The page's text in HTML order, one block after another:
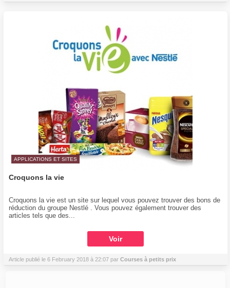
APPLICATIONS ET SITES
Croquons la vie
Croquons la vie est un site sur lequel vous pouvez trouver des bons de
réduction du groupe Nestlé . Vous pouvez également trouver des
articles tels que des...
Voir
Article publié le 6 February 2018 à 22:07 par Courses à petits prix